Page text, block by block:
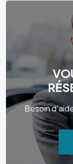
Besoin